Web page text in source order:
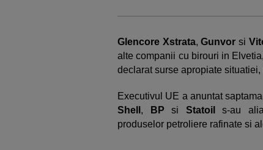
Glencore Xstrata,Gunvor si
alte companii cu birouri in
declarat surse apropiate situatiei,
Executivul UE a anuntat
Shell , BP si Statoil s-au
produselor petroliere rafinate si